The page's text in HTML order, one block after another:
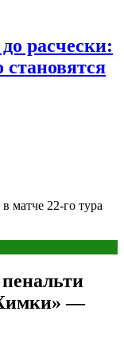
расчески:
матче 22-го тура
—